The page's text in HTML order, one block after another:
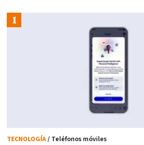
TECNOLOGÍA/ Teléfonos móviles